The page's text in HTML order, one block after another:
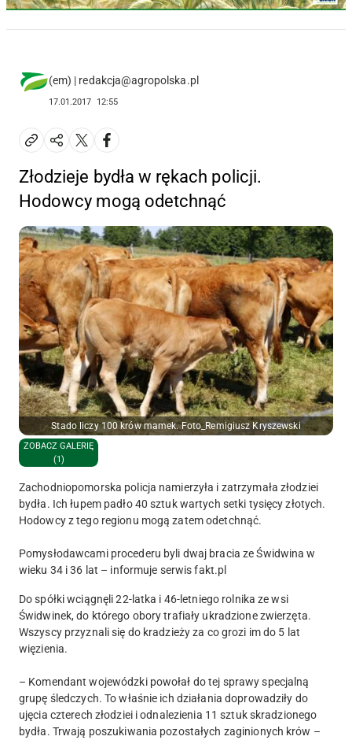
(em) | redakcja@agropolska.pl
17.01.2017 12:55
Złodzieje bydła w rękach policji.
Hodowcy mogą odetchnąć
Stado liczy 100 krów mamek. Foto_Remigiusz Kryszewski
ZOBACZ GALERIĘ
(1)
Zachodniopomorska policja namierzyła i zatrzymała złodziei
bydła. Ich łupem padło 40 sztuk wartych setki tysięcy złotych.
Hodowcy z tego regionu mogą zatem odetchnąć.
Pomysłodawcami procederu byli dwaj bracia ze Świdwina w
wieku 34 i 36 lat – informuje serwis fakt.pl
Do spółki wciągnęli 22-latka i 46-letniego rolnika ze wsi
Świdwinek, do którego obory trafiały ukradzione zwierzęta.
Wszyscy przyznali się do kradzieży za co grozi im do 5 lat
więzienia.
– Komendant wojewódzki powołał do tej sprawy specjalną
grupę śledczych. To właśnie ich działania doprowadziły do
ujęcia czterech złodziei i odnalezienia 11 sztuk skradzionego
bydła. Trwają poszukiwania pozostałych zaginionych krów –